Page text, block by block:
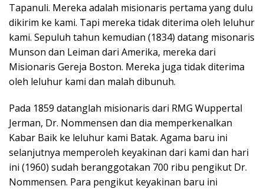
Tapanuli. Mereka adalah misionaris pertama yang dulu
dikirim ke kami. Tapi mereka tidak diterima oleh leluhur
kami. Sepuluh tahun kemudian (1834) datang misonaris
Munson dan Leiman dari Amerika, mereka dari
Misionaris Gereja Boston. Mereka juga tidak diterima
oleh leluhur kami dan malah dibunuh.
Pada 1859 datanglah misionaris dari RMG Wuppertal
Jerman, Dr. Nommensen dan dia memperkenalkan
Kabar Baik ke leluhur kami Batak. Agama baru ini
selanjutnya memperoleh keyakinan dari kami dan hari
ini (1960) sudah beranggotakan 700 ribu pengikut Dr.
Nommensen. Para pengikut keyakinan baru ini